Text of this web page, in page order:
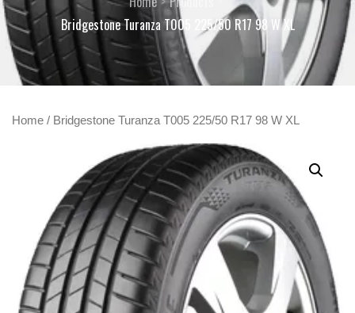
Bridgestone Turanza T005 225/50 R17 98 W XL
Home / Bridgestone Turanza T005 225/50 R17 98 W XL